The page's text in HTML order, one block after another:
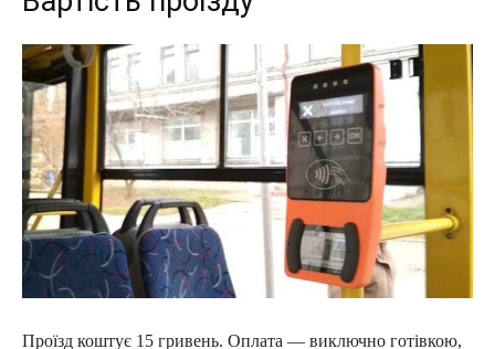
Проїзд коштує 15 гривень. Оплата — виключно готівкою,